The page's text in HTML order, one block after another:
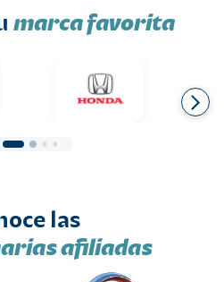
marca favorita
las
afiliadas